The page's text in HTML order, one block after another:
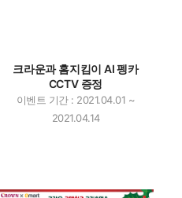
크라운과 홈지킴이 AI 펭카
CCTV 증정
이벤트 기간 : 2021.04.01 ~
2021.04.14